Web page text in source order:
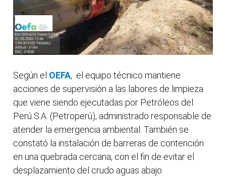
Según el OEFA, el equipo técnico mantiene
acciones de supervisión a las labores de limpieza
que viene siendo ejecutadas por Petróleos del
Perú S.A. (Petroperú), administrado responsable de
atender la emergencia ambiental. También se
constató la instalación de barreras de contención
en una quebrada cercana, con el fin de evitar el
desplazamiento del crudo aguas abajo.